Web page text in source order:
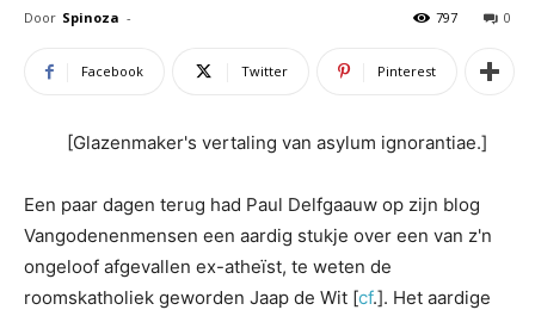
Door Spinoza - 0
797
Facebook Twitter Pinterest
[Glazenmaker's vertaling van asylum ignorantiae.]
Een paar dagen terug had Paul Delfgaauw op zijn blog
Vangodenenmensen een aardig stukje over een van z'n
ongeloof afgevallen ex-atheïst, te weten de
roomskatholiek geworden Jaap de Wit [cf.]. Het aardige